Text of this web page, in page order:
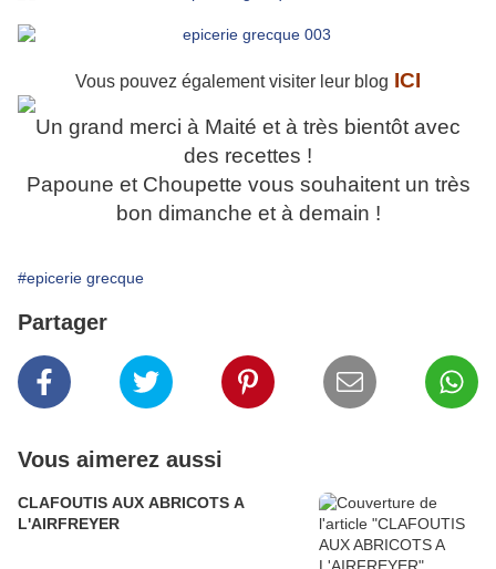
Vous pouvez également visiter leur blog ICI
Un grand merci à Maité et à très bientôt avec
des recettes !
Papoune et Choupette vous souhaitent un très
bon dimanche et à demain !
#epicerie grecque
Partager
Vous aimerez aussi
CLAFOUTIS AUX ABRICOTS A
L'AIRFREYER